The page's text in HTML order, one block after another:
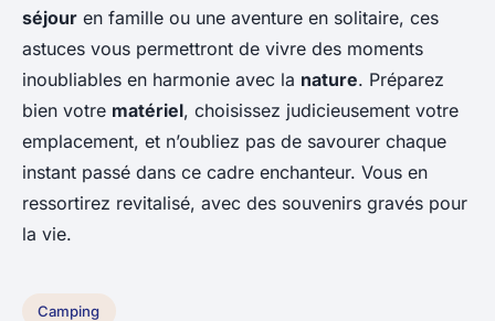
séjour en famille ou une aventure en solitaire, ces
astuces vous permettront de vivre des moments
inoubliables en harmonie avec la nature. Préparez
bien votre matériel, choisissez judicieusement votre
emplacement, et n’oubliez pas de savourer chaque
instant passé dans ce cadre enchanteur. Vous en
ressortirez revitalisé, avec des souvenirs gravés pour
la vie.
Camping